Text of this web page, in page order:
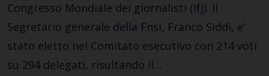
Congresso Mondiale dei giornalisti (Ifj). Il
Segretario generale della Fnsi, Franco Siddi, e'
stato eletto nel Comitato esecutivo con 214 voti
su 294 delegati, risultando il…